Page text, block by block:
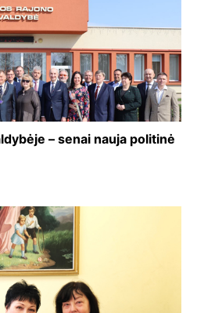
– senai nauja politinė